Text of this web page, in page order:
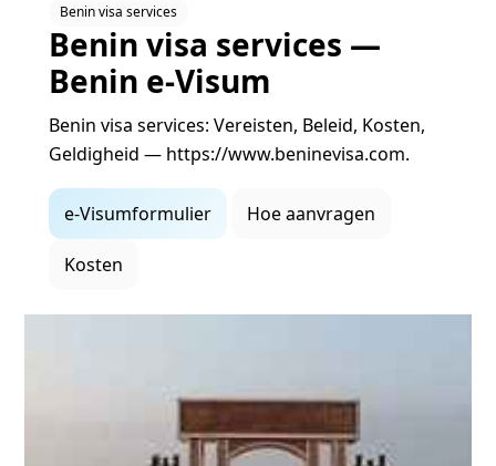
Benin visa services
Benin visa services —
Benin e‑Visum
Benin visa services: Vereisten, Beleid, Kosten,
Geldigheid — https://www.beninevisa.com.
e‑Visumformulier Hoe aanvragen
Kosten